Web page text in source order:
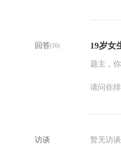
画。画
加更多
的，多
访画了
轮廓用
回答(10) 19岁女
题主，你
请问你
绪、感
访谈 暂无访谈